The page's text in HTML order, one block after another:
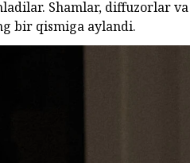
Shamlar, diffuzorlar
bir qismiga aylandi.